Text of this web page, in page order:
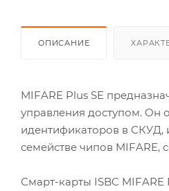
ОПИСАНИЕ
MIFARE Plus SE
управления доступом. Он
идентификаторов в СКУД,
семействе чипов MIFARE,
Смарт-карты ISBC MIFARE